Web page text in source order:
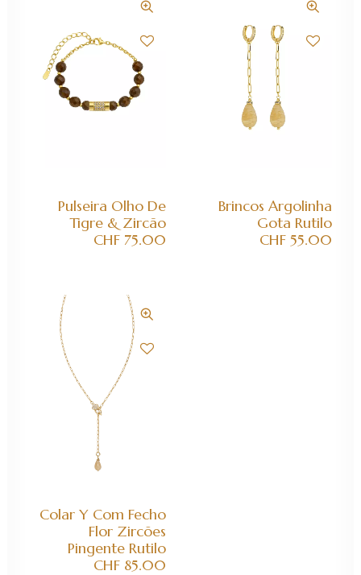
ADICIONAR AO CARRINHO
Pulseira Olho De
Tigre & Zircão
CHF 75.00
ADICIONAR AO CARRINHO
Brincos Argolinha
Gota Rutilo
CHF 55.00
ADICIONAR AO CARRINHO
Colar Y Com Fecho
Flor Zircões
Pingente Rutilo
CHF 85.00